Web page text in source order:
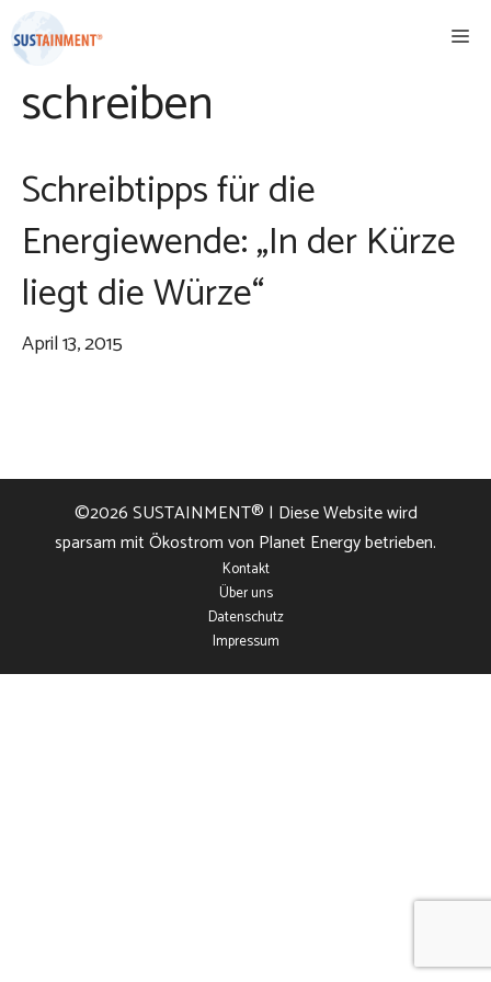
Zum
Inhalt
schreiben
Schreibtipps für die
Energiewende: „In der Kürze
liegt die Würze“
April 13, 2015
©2026SUSTAINMENT® | Diese Website wird
sparsam mit Ökostrom von Planet Energy betrieben.
Kontakt
Über uns
Datenschutz
Impressum